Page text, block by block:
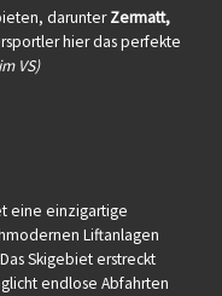
darunterZermatt,
hier das perfekte
VS)
eine einzigartige
Liftanlagen
Skigebiet erstreckt
endlose Abfahrten